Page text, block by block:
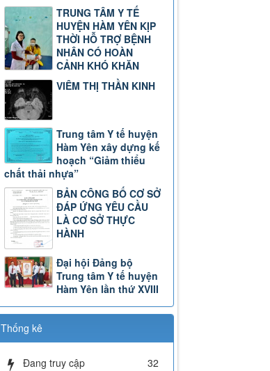
TRUNG TÂM Y TẾ
HUYỆN HÀM YÊN KỊP
THỜI HỖ TRỢ BỆNH
NHÂN CÓ HOÀN
CẢNH KHÓ KHĂN
VIÊM THỊ THẦN KINH
Trung tâm Y tế huyện
Hàm Yên xây dựng kế
hoạch “Giảm thiểu
chất thải nhựa”
BẢN CÔNG BỐ CƠ SỞ
ĐÁP ỨNG YÊU CẦU
LÀ CƠ SỞ THỰC
HÀNH
Đại hội Đảng bộ
Trung tâm Y tế huyện
Hàm Yên lần thứ XVIII
Thống kê
Đang truy cập
32